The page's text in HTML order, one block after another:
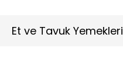
Et ve Tavuk Yemekleri